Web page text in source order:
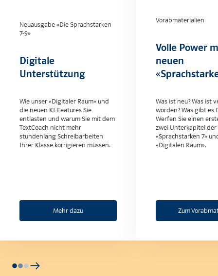
Neuausgabe «Die Sprachstarken
7-9»
Digitale
Unterstützung
Wie unser «Digitaler Raum» und
die neuen KI-Features Sie
entlasten und warum Sie mit dem
TextCoach nicht mehr
stundenlang Schreibarbeiten
Ihrer Klasse korrigieren müssen.
Mehr dazu
Vorabmaterialien
Volle Power
neuen
Was ist neu? Was ist
worden? Was gibt es
Werfen Sie einen
zwei Unterkapitel der
«Sprachstarken 7»
«Digitalen Raum».
Zum